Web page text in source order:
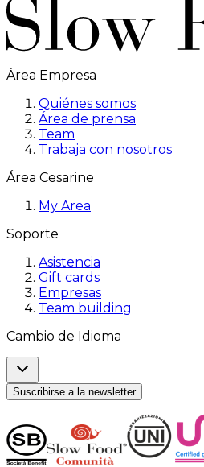
Área Empresa
Quiénes somos
Área de prensa
Team
Trabaja con nosotros
Área Cesarine
My Area
Soporte
Asistencia
Gift cards
Empresas
Team building
Cambio de Idioma
Suscribirse a la newsletter